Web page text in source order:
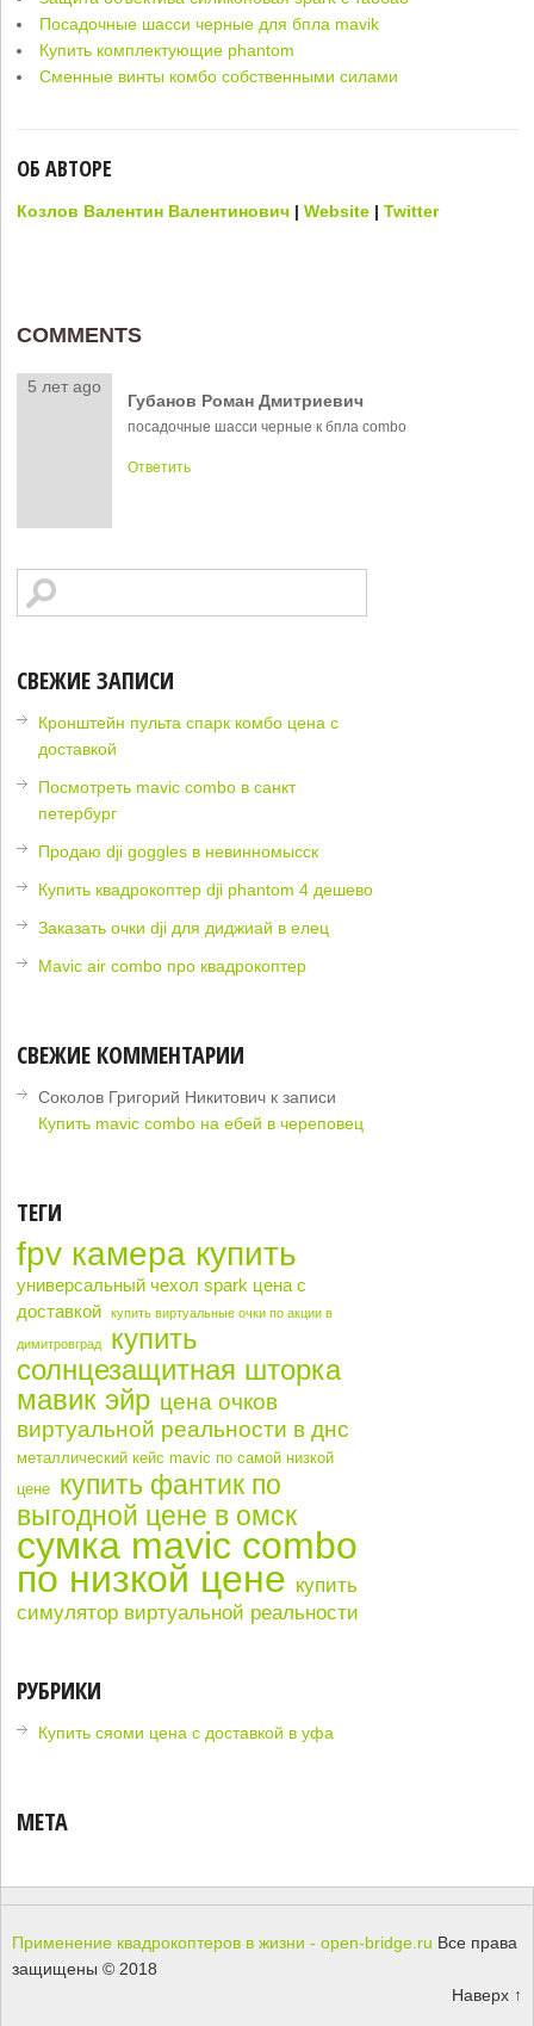
Посадочные шасси черные для бпла mavik
Купить комплектующие phantom
Сменные винты комбо собственными силами
ОБ АВТОРЕ
Козлов Валентин Валентинович |Website |Twitter
COMMENTS
5 лет ago
Губанов Роман Дмитриевич
посадочные шасси черные к бпла combo
Ответить
СВЕЖИЕ ЗАПИСИ
Кронштейн пульта спарк комбо цена с
доставкой
Посмотреть mavic combo в санкт
петербург
Продаю dji goggles в невинномысск
Купить квадрокоптер dji phantom 4 дешево
Заказать очки dji для диджиай в елец
Mavic air combo про квадрокоптер
СВЕЖИЕ КОММЕНТАРИИ
Соколов Григорий Никитович к записи
Купить mavic combo на ебей в череповец
ТЕГИ
fpv камера купить
универсальный чехол spark цена с
доставкой
купить виртуальные очки по акции в
димитровград
купить
солнцезащитная шторка
мавик эйр цена очков
виртуальной реальности в днс
металлический кейс mavic по самой низкой
цене купить фантик по
выгодной цене в омск
сумка mavic combo
по низкой цене купить
симулятор виртуальной реальности
РУБРИКИ
Купить сяоми цена с доставкой в уфа
МЕТА
Применение квадрокоптеров в жизни - open-bridge.ru Все права
защищены © 2018
Наверх ↑